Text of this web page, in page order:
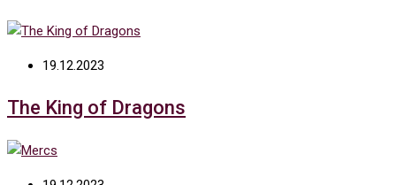
19.12.2023
The King of Dragons